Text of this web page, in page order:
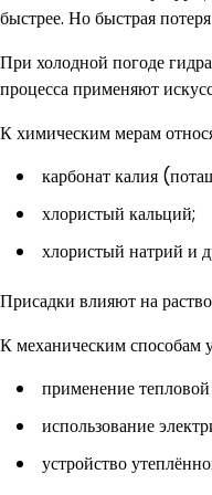
быстрее. Но быстрая
При холодной погоде
процесса применяют
К химическим мерам
карбонат калия
хлористый кальций;
хлористый натрий и
Присадки влияют на
К механическим способам
применение
использование
устройство